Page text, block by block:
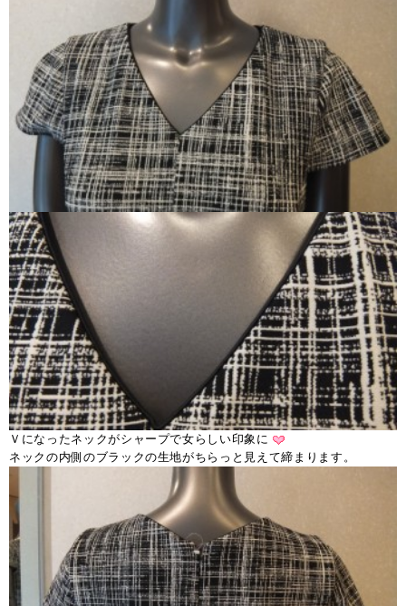
Ｖになったネックがシャープで女らしい印象に
ネックの内側のブラックの生地がちらっと見えて締まります。